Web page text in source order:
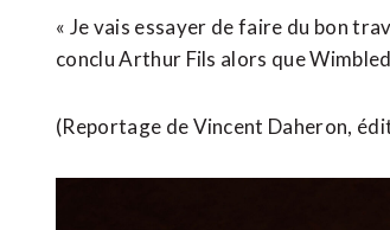
« Je vais essayer ⁠de faire du bon
conclu Arthur Fils alors que
(Reportage de Vincent Daheron,